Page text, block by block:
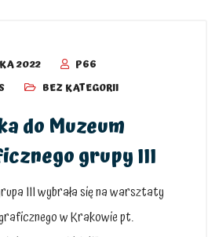
2022
P66
BEZ KATEGORII
do Muzeum
grupy III
III wybrała się na warsztaty
w Krakowie pt.